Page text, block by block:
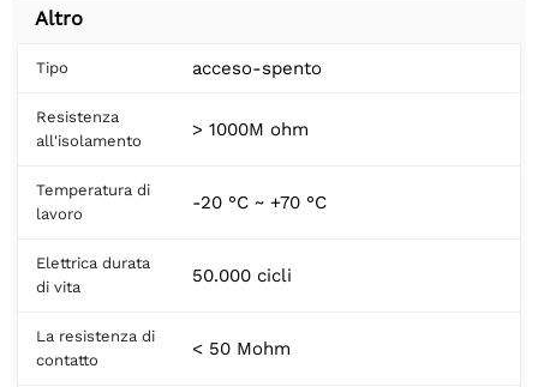
Altro
Tipo acceso-spento
Resistenza
all'isolamento
> 1000M ohm
Temperatura di
lavoro
-20 °C ~ +70 °C
Elettrica durata
di vita
50.000 cicli
La resistenza di
contatto
< 50 Mohm